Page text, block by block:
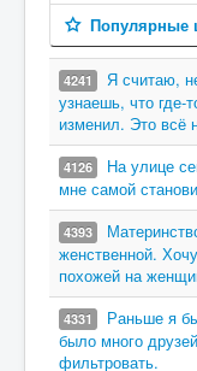
Популярные
4241
Я считаю,
узнаешь, что где-
изменил. Это всё
4126
На улице
мне самой
4393
женственной.
похожей на
4331
Раньше я
было много
фильтровать.